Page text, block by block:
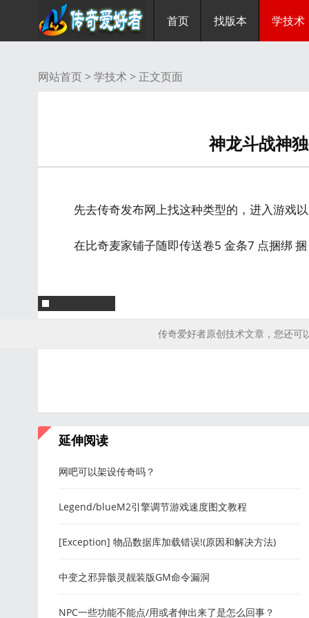
首页 找版本 学技术
网站首页 >学技术 > 正文页面
神龙斗战神
先去传奇发布网上找这种类型的，进入游戏
在比奇麦家铺子随即传送卷5 金条7 点捆绑
传奇爱好者原创技术文章，您还可
延伸阅读
网吧可以架设传奇吗？
Legend/blueM2引擎调节游戏速度图文教程
[Exception] 物品数据库加载错误!(原因和解决方法)
中变之邪异骸灵靓装版GM命令漏洞
NPC一些功能不能点/用或者伸出来了是怎么回事？